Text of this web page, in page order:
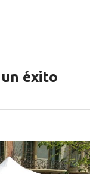
un éxito